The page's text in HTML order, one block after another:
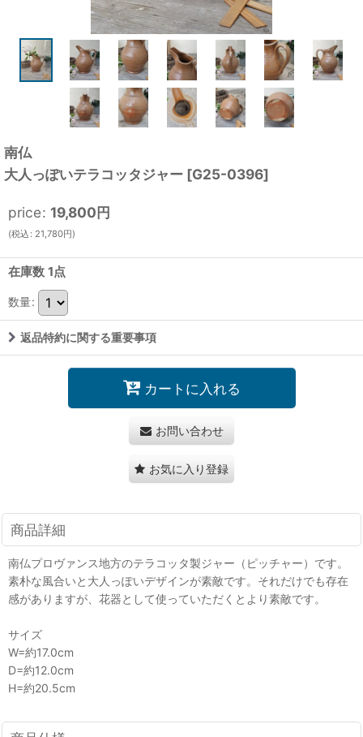
南仏
大人っぽいテラコッタジャー [G25-0396]
price: 19,800円
(税込 : 21,780円)
在庫数 1点
数量:
返品特約に関する重要事項
カートに入れる
お問い合わせ
お気に入り登録
商品詳細
南仏プロヴァンス地方のテラコッタ製ジャー（ピッチャー）です。
素朴な風合いと大人っぽいデザインが素敵です。それだけでも存在
感がありますが、花器として使っていただくとより素敵です。
サイズ
W=約17.0cm
D=約12.0cm
H=約20.5cm